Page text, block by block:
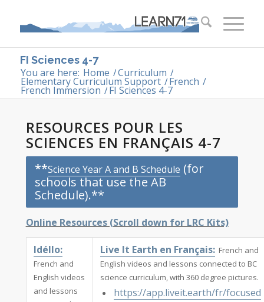
FI Sciences 4-7
You are here: Home /Curriculum /
Elementary Curriculum Support /French /
French Immersion /FI Sciences 4-7
RESOURCES POUR LES
SCIENCES EN FRANÇAIS 4-7
**Science Year A and B Schedule (for
schools that use the AB
Schedule).**
Online Resources (Scroll down for LRC Kits)
Idéllo:
French and
English videos
and lessons
Live It Earth en Français: French and
English videos and lessons connected to BC
science curriculum, with 360 degree pictures.
https://app.liveit.earth/fr/focused